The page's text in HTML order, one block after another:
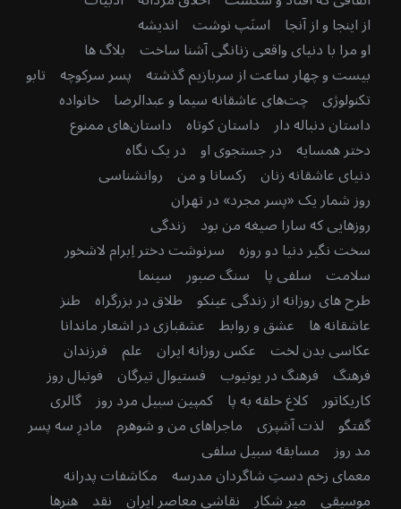
از اینجا و از آنجا اسنَپ نوشت اندیشه
او مرا با دنیای واقعی زنانگی آشنا ساخت بلاگ ها
بیست و چهار ساعت از سربازیم گذشته پسر سرکوچه تابو
تکنولوژی چت‌های عاشقانه سیما و عبدالرضا خانواده
داستان دنباله دار داستان کوتاه داستان‌های ممنوع
دختر همسایه در جستجوی او در یک نگاه
دنیای عاشقانه زنان رکسانا و من روانشناسی
روز شمار یک «پسر مجرد» در تهران
روزهایی که سارا صیغه من بود زندگی
سخت نگیر دنیا دو روزه سرنوشت دختر اِبرام لاشخور
سلامت سلفی پا سنگ صبور سینما
طرح های روزانه از زندگی عینکو طلاق در بزرگراه طنز
عاشقانه ها عشق و روابط عشقبازی در اشعار ماندانا
عکاسی بدن لخت عکس روزانه ایران علم فرزندان
فرهنگ فرهنگ در یوتیوب فستیوال تیرگان فوتبال روز
کاریکاتور کلاغ حلقه به پا کمپین سبیل مرد روز گالری
گفتگو لذت آشپزی ماجراهای من و شوهرم مادرِ سه پسر
مد روز مسابقه سبیل سلفی
معمای زخم دستِ شاگردان مدرسه مکاشفات پدرانه
موسیقی میر شکار نقاشی معاصر ایران نقد هنرها